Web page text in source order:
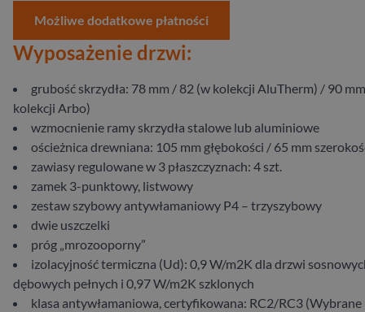
Możliwe dodatkowe płatności
Wyposażenie drzwi:
grubość skrzydła: 78 mm / 82 (w kolekcji AluTherm) / 90
kolekcji Arbo)
wzmocnienie ramy skrzydła stalowe lub aluminiowe
ościeżnica drewniana: 105 mm głębokości / 65 mm
zawiasy regulowane w 3 płaszczyznach: 4 szt.
zamek 3-punktowy, listwowy
zestaw szybowy antywłamaniowy P4 – trzyszybowy
dwie uszczelki
próg „mrozooporny”
izolacyjność termiczna (Ud): 0,9 W/m2K dla drzwi
dębowych pełnych i 0,97 W/m2K szklonych
klasa antywłamaniowa, certyfikowana: RC2/RC3 (Wybrane